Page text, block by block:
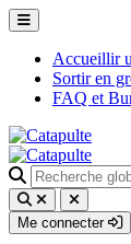
Accueillir
Sortir en
FAQ et
Recherche
pour
:
Me connecter